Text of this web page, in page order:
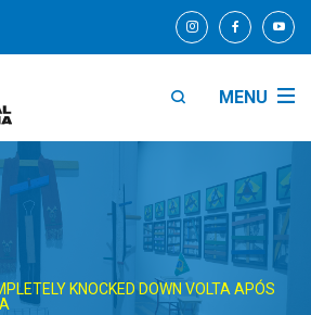
MENU
KNOCKED DOWN VOLTA APÓS